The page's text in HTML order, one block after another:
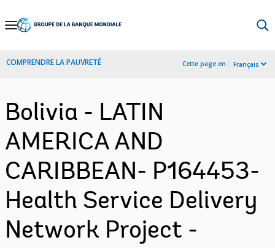
Skip
Navigation
COMPRENDRE LA PAUVRETÉ Cette page en : Français
Bolivia - LATIN
AMERICA AND
CARIBBEAN- P164453-
Health Service Delivery
Network Project -